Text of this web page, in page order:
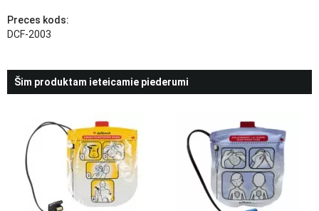
Preces kods:
DCF-2003
Šim produktam ieteicamie piederumi